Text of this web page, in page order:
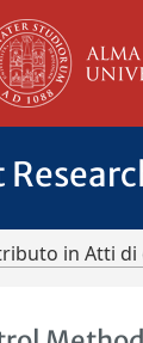
in Atti di